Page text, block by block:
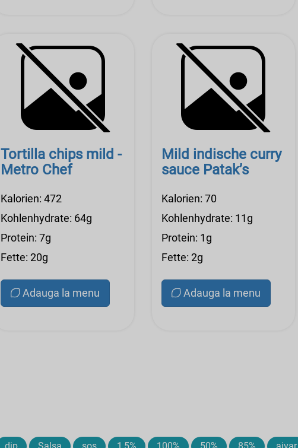
Tortilla chips mild -
Metro Chef
Kalorien: 472
Kohlenhydrate: 64g
Protein: 7g
Fette: 20g
Adauga la menu
Mild indische curry
sauce Patak’s
Kalorien: 70
Kohlenhydrate: 11g
Protein: 1g
Fette: 2g
Adauga la menu